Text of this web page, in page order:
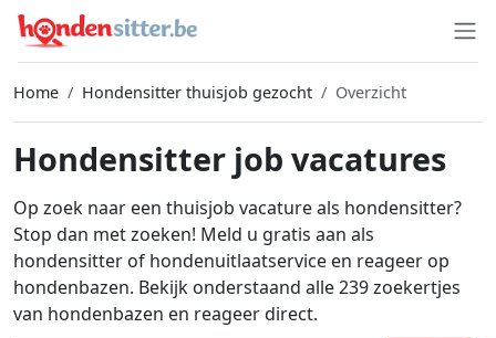
Home Hondensitter thuisjob gezocht Overzicht
Hondensitter job vacatures
Op zoek naar een thuisjob vacature als hondensitter?
Stop dan met zoeken! Meld u gratis aan als
hondensitter of hondenuitlaatservice en reageer op
hondenbazen. Bekijk onderstaand alle 239 zoekertjes
van hondenbazen en reageer direct.